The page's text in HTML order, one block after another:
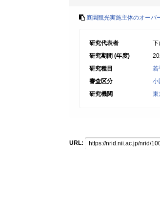
庭園観光実施主体のオーバ
研究代表者
下
研究期間 (年度)
研究種目
若
審査区分
小
研究機関
東
URL: